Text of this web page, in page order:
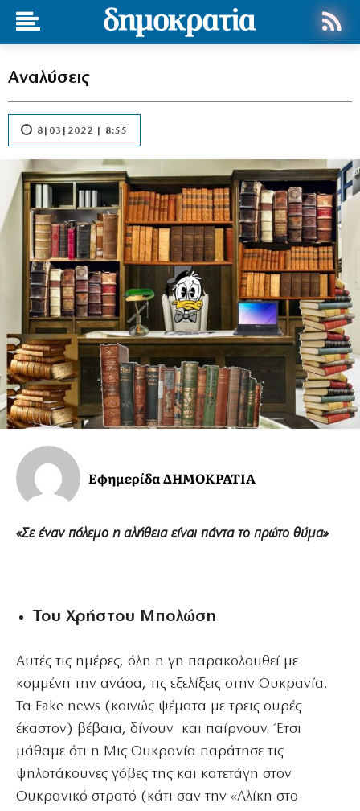
Αναλύσεις
8|03|2022 | 8:55
Εφημερίδα ΔΗΜΟΚΡΑΤΙΑ
«Σε έναν πόλεμο η αλήθεια είναι πάντα το πρώτο θύμα»
Του Χρήστου Μπολώση
Αυτές τις ημέρες, όλη η γη παρακολουθεί με
κομμένη την ανάσα, τις εξελίξεις στην Ουκρανία.
Τα Fake news (κοινώς ψέματα με τρεις ουρές
έκαστον) βέβαια, δίνουν και παίρνουν. Έτσι
μάθαμε ότι η Μις Ουκρανία παράτησε τις
ψηλοτάκουνες γόβες της και κατετάγη στον
Ουκρανικό στρατό (κάτι σαν την «Αλίκη στο